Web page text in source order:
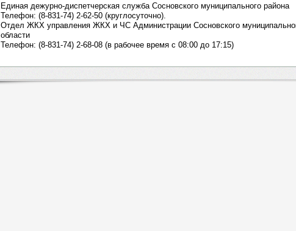
Единая дежурно-диспетчерская служба Сосновского муниципального района
Телефон: (8-831-74) 2-62-50 (круглосуточно).
Отдел ЖКХ управления ЖКХ и ЧС Администрации Сосновского
области
Телефон: (8-831-74) 2-68-08 (в рабочее время с 08:00 до 17:15)